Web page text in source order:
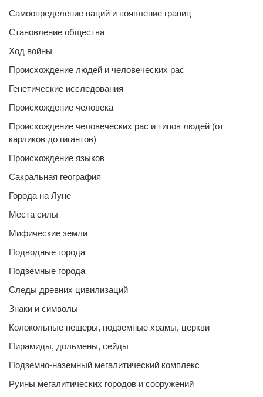
Самоопределение наций и появление границ
Становление общества
Ход войны
Происхождение людей и человеческих рас
Генетические исследования
Происхождение человека
Происхождение человеческих рас и типов людей (от
карликов до гигантов)
Происхождение языков
Сакральная география
Города на Луне
Места силы
Мифические земли
Подводные города
Подземные города
Следы древних цивилизаций
Знаки и символы
Колокольные пещеры, подземные храмы, церкви
Пирамиды, дольмены, сейды
Подземно-наземный мегалитический комплекс
Руины мегалитических городов и сооружений